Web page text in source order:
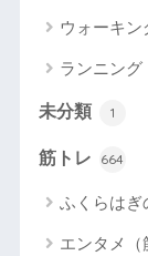
ウォーキン
ランニング
未分類 1
筋トレ 664
ふくらはぎ
エンタメ（